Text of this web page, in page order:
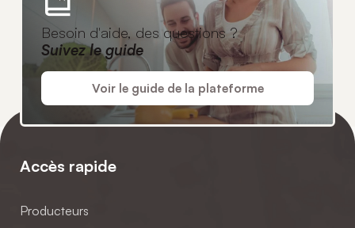
Besoin d'aide, des questions ?
Suivez le guide
Voir le guide de la plateforme
Accès rapide
Producteurs